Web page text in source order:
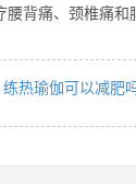
腰背痛、颈椎
练热瑜伽可以减肥